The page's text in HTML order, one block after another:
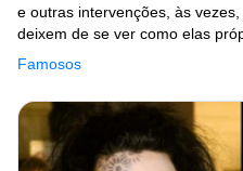
Famosos
e outras intervenções, às
deixem de se ver como elas
“para quê?”. Felizmente,
parar a tempo e algumas até
e looks naturais.